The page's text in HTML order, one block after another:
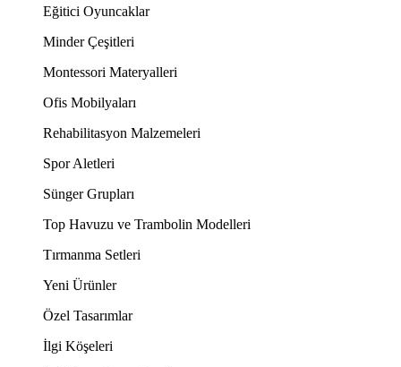
Eğitici Oyuncaklar
Minder Çeşitleri
Montessori Materyalleri
Ofis Mobilyaları
Rehabilitasyon Malzemeleri
Spor Aletleri
Sünger Grupları
Top Havuzu ve Trambolin Modelleri
Tırmanma Setleri
Yeni Ürünler
Özel Tasarımlar
İlgi Köşeleri